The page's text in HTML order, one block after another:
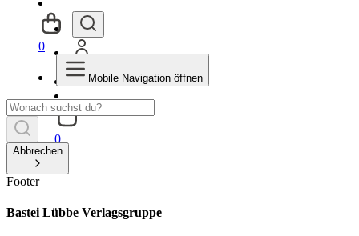
0
0
Mobile Navigation öffnen
Abbrechen
Footer
Bastei Lübbe Verlagsgruppe